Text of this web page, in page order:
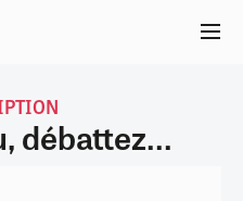
débattez...